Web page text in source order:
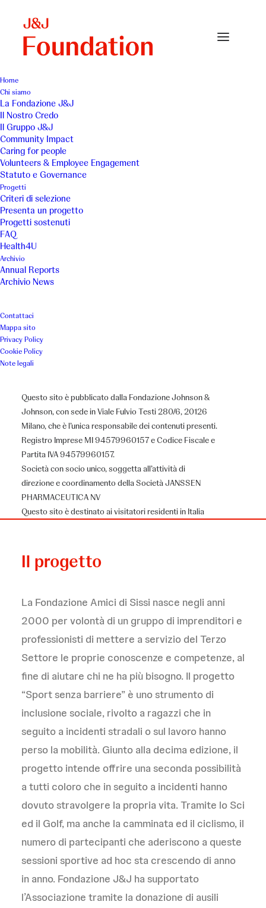
Home
Chi siamo
La Fondazione J&J
Il Nostro Credo
Il Gruppo J&J
Community Impact
Caring for people
Volunteers & Employee Engagement
Statuto e Governance
Progetti
Criteri di selezione
Presenta un progetto
Progetti sostenuti
FAQ
Health4U
Archivio
Annual Reports
Archivio News
Contattaci
Mappa sito
Privacy Policy
Cookie Policy
Note legali
Questo sito è pubblicato dalla Fondazione Johnson &
Johnson, con sede in Viale Fulvio Testi 280/6, 20126
Milano, che è l’unica responsabile dei contenuti presenti.
Registro Imprese MI 94579960157 e Codice Fiscale e
Partita IVA 94579960157.
Società con socio unico, soggetta all’attività di
direzione e coordinamento della Società JANSSEN
PHARMACEUTICA NV
Questo sito è destinato ai visitatori residenti in Italia
Fondazione Amici di
Sissi ETS - Sport senza
Il progetto Sport senza barriere
abbatte barriere fisiche e sociali,
offrendo a tutti la possibilità di
superare i propri limiti e vivere
esperienze di inclusione e
crescita.
Luogo
San Fiorano (LO)
Anno
2024
Associazione
Fondazione Amici di Sissi ETS
Il progetto
La Fondazione Amici di Sissi nasce negli anni
2000 per volontà di un gruppo di imprenditori e
professionisti di mettere a servizio del Terzo
Settore le proprie conoscenze e competenze, al
fine di aiutare chi ne ha più bisogno. Il progetto
“Sport senza barriere” è uno strumento di
inclusione sociale, rivolto a ragazzi che in
seguito a incidenti stradali o sul lavoro hanno
perso la mobilità. Giunto alla decima edizione, il
progetto intende offrire una seconda possibilità
a tutti coloro che in seguito a incidenti hanno
dovuto stravolgere la propria vita. Tramite lo Sci
ed il Golf, ma anche la camminata ed il ciclismo, il
numero di partecipanti che aderiscono a queste
sessioni sportive ad hoc sta crescendo di anno
in anno. Fondazione J&J ha supportato
l’Associazione tramite la donazione di ausili